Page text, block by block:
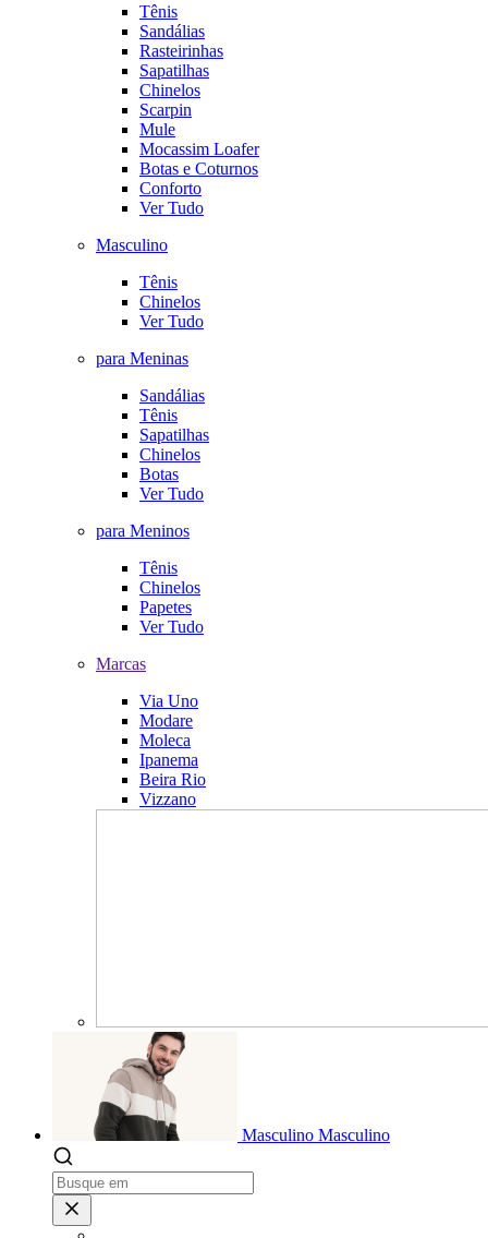
Tênis
Sandálias
Rasteirinhas
Sapatilhas
Chinelos
Scarpin
Mule
Mocassim Loafer
Botas e Coturnos
Conforto
Ver Tudo
Masculino
Tênis
Chinelos
Ver Tudo
para Meninas
Sandálias
Tênis
Sapatilhas
Chinelos
Botas
Ver Tudo
para Meninos
Tênis
Chinelos
Papetes
Ver Tudo
Marcas
Via Uno
Modare
Moleca
Ipanema
Beira Rio
Vizzano
Masculino Masculino